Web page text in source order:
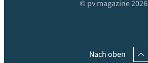
© pv magazine 2026
Nach oben